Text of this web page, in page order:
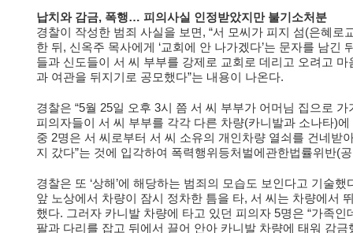
납치와 감금, 폭행… 피의사실 인정받았지만 불기소처분
경찰이 작성한 범죄 사실을 보면, “서 모씨가 피지 섬(은혜
한 뒤, 신옥주 목사에게 ‘교회에 안 나가겠다’는 문자를 남긴
들과 신도들이 서 씨 부부를 강제로 교회로 데리고 오려고
과 여관을 뒤지기로 공모했다”는 내용이 나온다.
경찰은 “5월 25일 오후 3시 쯤 서 씨 부부가 어머님 집으로
피의자들이 서 씨 부부를 각각 다른 차량(카니발과 소나타)
중 2명은 서 씨로부터 서 씨 소유의 개인차량 열쇠를 건네받
지 갔다”는 것에 입각하여 폭력행위등처벌에관한법률위반(
경찰은 또 ‘상해’에 해당하는 범죄의 모습도 보인다고 기술
앞 노상에서 차량이 잠시 정차한 틈을 타, 서 씨는 차량에서
했다. 그러자 카니발 차량에 타고 있던 피의자 5명은 “가족
팔과 다리를 잡고 뒤에서 끌어 안아 카니발 차량에 태워 감